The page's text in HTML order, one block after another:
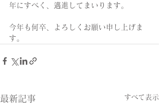
年にすべく、邁進してまいります。
今年も何卒、よろしくお願い申し上げま
す。
最新記事 すべて表示